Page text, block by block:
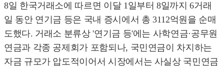
8일 한국거래소에 따르면 이달 1일부터 8일까지 6거래
일 동안 연기금 등은 국내 증시에서 총 3112억원을 순매
도했다. 거래소 분류상 '연기금 등'에는 사학연금·공무원
연금과 각종 공제회가 포함되나, 국민연금이 차지하는
자금 규모가 압도적이어서 시장에서는 사실상 국민연금